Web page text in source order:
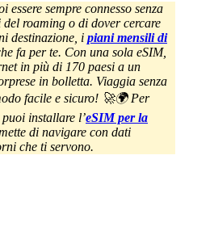
essere sempre connesso senza
roaming o di dover cercare
destinazione, i piani mensili di
fa per te. Con una sola eSIM,
in più di 170 paesi a un
in bolletta. Viaggia senza
facile e sicuro! 🚀🌍 Per
installare l’eSIM per la
di navigare con dati
che ti servono.